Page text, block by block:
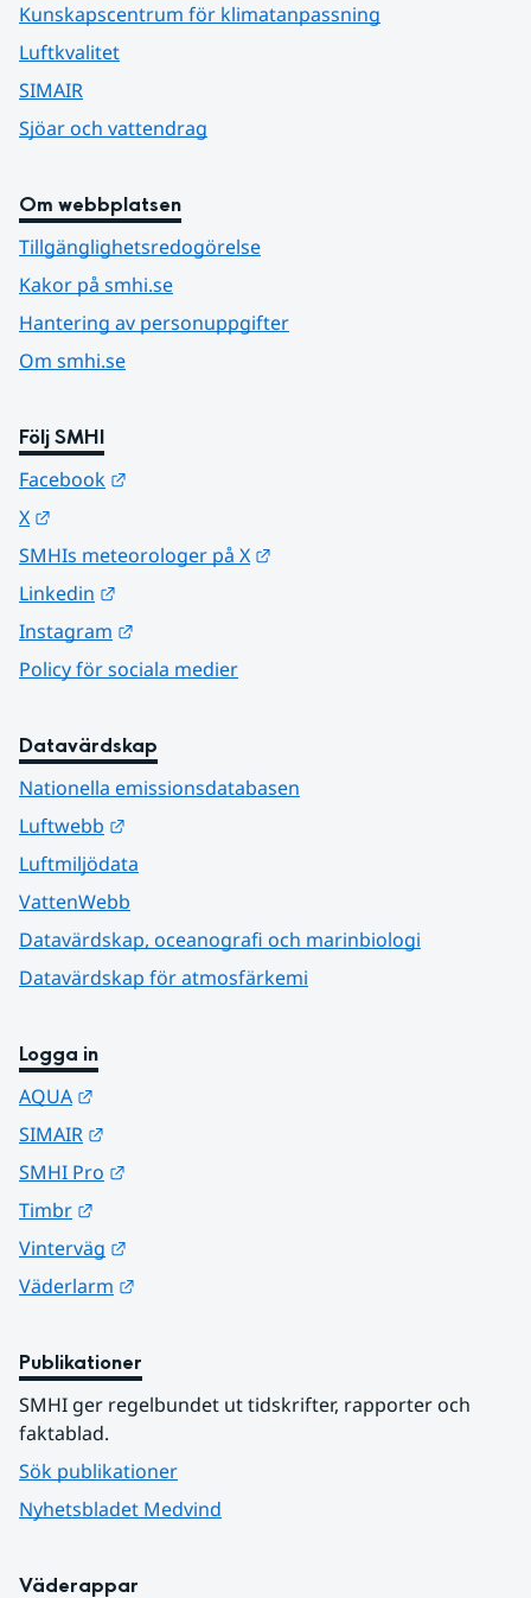
Kunskapscentrum för klimatanpassning
Luftkvalitet
SIMAIR
Sjöar och vattendrag
Om webbplatsen
Tillgänglighetsredogörelse
Kakor på smhi.se
Hantering av personuppgifter
Om smhi.se
Följ SMHI
Facebook
X
SMHIs meteorologer på X
Linkedin
Instagram
Policy för sociala medier
Datavärdskap
Nationella emissionsdatabasen
Luftwebb
Luftmiljödata
VattenWebb
Datavärdskap, oceanografi och marinbiologi
Datavärdskap för atmosfärkemi
Logga in
AQUA
SIMAIR
SMHI Pro
Timbr
Vinterväg
Väderlarm
Publikationer
SMHI ger regelbundet ut tidskrifter, rapporter och
faktablad.
Sök publikationer
Nyhetsbladet Medvind
Väderappar